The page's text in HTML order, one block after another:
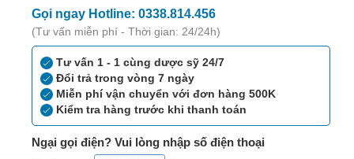
Cơ
xương,
Khớp
Mắt
sinh,
Gọi ngay Hotline: 0338.814.456
(Tư vấn miễn phí - Thời gian: 24/24h)
Tư vấn 1 - 1 cùng dược sỹ 24/7
Đổi trả trong vòng 7 ngày
Miễn phí vận chuyển với đơn hàng 500K
Kiểm tra hàng trước khi thanh toán
Ngại gọi điện? Vui lòng nhập số điện thoại